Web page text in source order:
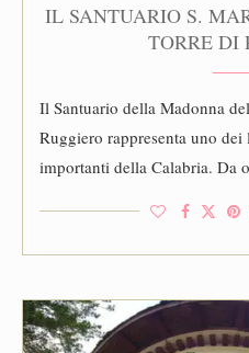
IL SANTUARIO S.
TORRE DI
Il Santuario della Madonna
Ruggiero rappresenta uno
importanti della Calabria. Da